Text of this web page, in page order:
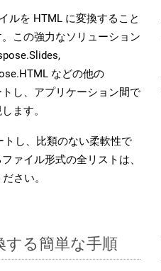
ルを HTML に変換すること
この強力なソリューション
などの他の
し、アプリケーション間で
ます。
し、比類のない柔軟性で
ァイル形式の全リストは、
さい。
する簡単な手順